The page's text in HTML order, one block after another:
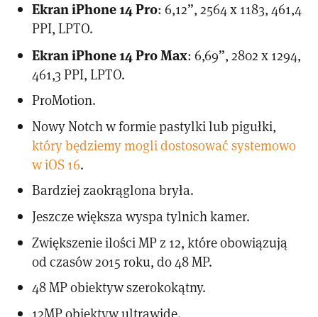
Ekran iPhone 14 Pro: 6,12”, 2564 x 1183, 461,4
PPI, LPTO.
Ekran iPhone 14 Pro Max: 6,69”, 2802 x 1294,
461,3 PPI, LPTO.
ProMotion.
Nowy Notch w formie pastylki lub pigułki,
który będziemy mogli dostosować systemowo
w iOS 16.
Bardziej zaokrąglona bryła.
Jeszcze większa wyspa tylnich kamer.
Zwiększenie ilości MP z 12, które obowiązują
od czasów 2015 roku, do 48 MP.
48 MP obiektyw szerokokątny.
12MP obiektyw ultrawide.